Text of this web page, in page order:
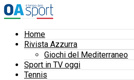
Home
Rivista Azzurra
Giochi del Mediterraneo
Sport in TV oggi
Tennis